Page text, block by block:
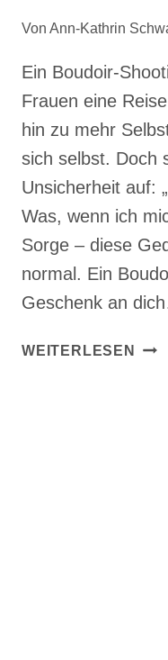
Von Ann-Kathrin
Ein Boudoir-
Frauen eine
hin zu mehr
sich selbst. Doch
Unsicherheit auf:
Was, wenn ich
Sorge – diese
normal. Ein
Geschenk an
WEITERLESEN
WIE